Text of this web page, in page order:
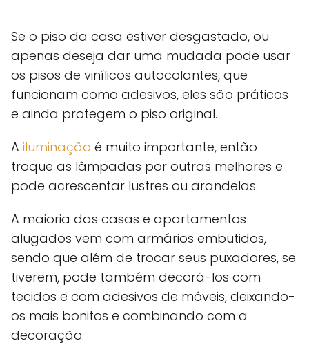
Se o piso da casa estiver desgastado, ou
apenas deseja dar uma mudada pode usar
os pisos de vinílicos autocolantes, que
funcionam como adesivos, eles são práticos
e ainda protegem o piso original.
A iluminação é muito importante, então
troque as lâmpadas por outras melhores e
pode acrescentar lustres ou arandelas.
A maioria das casas e apartamentos
alugados vem com armários embutidos,
sendo que além de trocar seus puxadores, se
tiverem, pode também decorá-los com
tecidos e com adesivos de móveis, deixando-
os mais bonitos e combinando com a
decoração.